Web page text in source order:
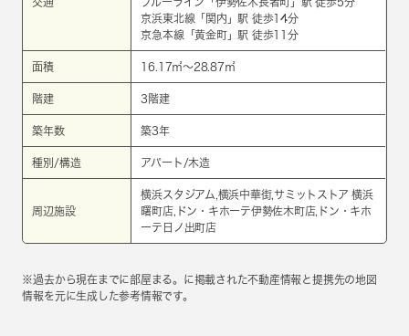
交通
ブルーライン 「 伊勢佐木長者町 」駅 徒歩5分
京浜東北線 「 関内 」駅 徒歩14分
京急本線 「黄金町」駅 徒歩11分
面積 16.17㎡～28.87㎡
階建 3階建
築年数 築3年
種別/構造 アパート/木造
周辺施設
横浜スタジアム,横浜中華街,サミットストア 横浜
曙町店,ドン・キホーテ伊勢佐木町店,ドン・キホ
ーテ日ノ出町店
※過去から現在までに部屋まる。に掲載された不動産情報と提携先の地図
情報を元に生成した参考情報です。